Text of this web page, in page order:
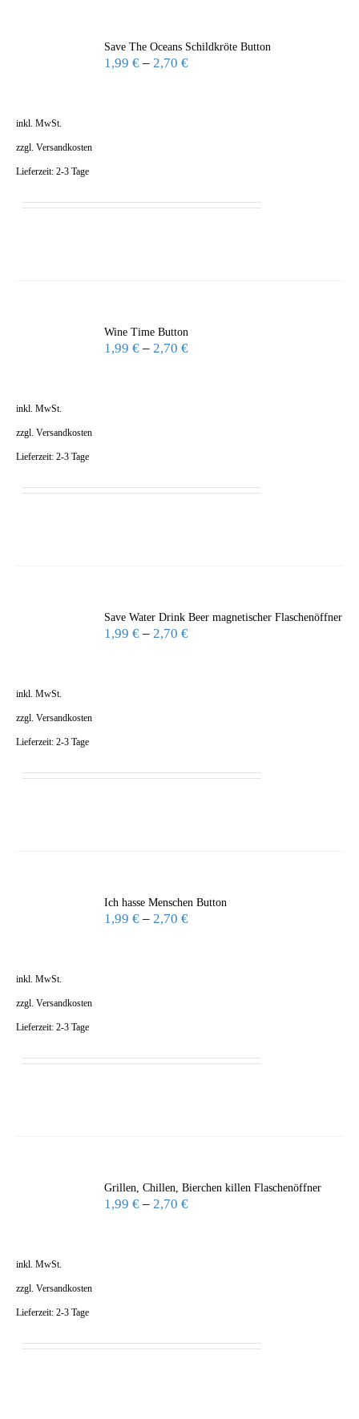
Save The Oceans Schildkröte Button
1,99€ –2,70€
inkl. MwSt.
zzgl. Versandkosten
Lieferzeit: 2-3 Tage
Wine Time Button
1,99€ –2,70€
inkl. MwSt.
zzgl. Versandkosten
Lieferzeit: 2-3 Tage
Save Water Drink Beer magnetischer Flaschenöffner
1,99€ –2,70€
inkl. MwSt.
zzgl. Versandkosten
Lieferzeit: 2-3 Tage
Ich hasse Menschen Button
1,99€ –2,70€
inkl. MwSt.
zzgl. Versandkosten
Lieferzeit: 2-3 Tage
Grillen, Chillen, Bierchen killen Flaschenöffner
1,99€ –2,70€
inkl. MwSt.
zzgl. Versandkosten
Lieferzeit: 2-3 Tage